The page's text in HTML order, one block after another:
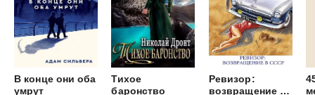
В конце они оба
умрут
Тихое
баронство
Ревизор:
возвращение в СССР